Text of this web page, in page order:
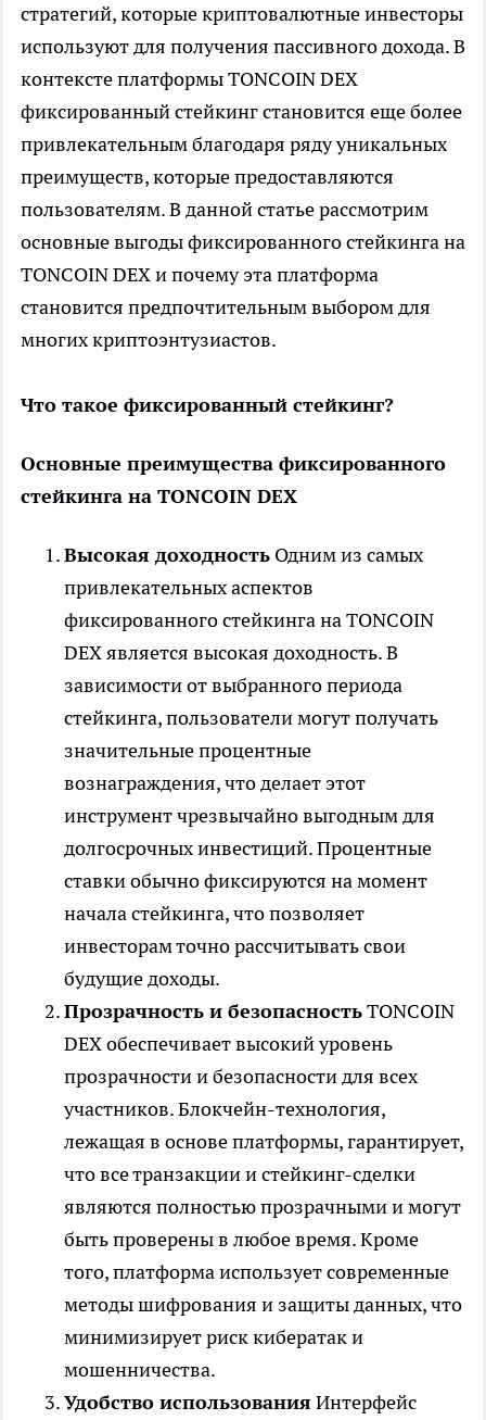
стратегий, которые криптовалютные инвесторы
используют для получения пассивного дохода. В
контексте платформы TONCOIN DEX
фиксированный стейкинг становится еще более
привлекательным благодаря ряду уникальных
преимуществ, которые предоставляются
пользователям. В данной статье рассмотрим
основные выгоды фиксированного стейкинга на
TONCOIN DEX и почему эта платформа
становится предпочтительным выбором для
многих криптоэнтузиастов.
Что такое фиксированный стейкинг?
Основные преимущества фиксированного
стейкинга на TONCOIN DEX
Высокая доходность Одним из самых
привлекательных аспектов
фиксированного стейкинга на TONCOIN
DEX является высокая доходность. В
зависимости от выбранного периода
стейкинга, пользователи могут получать
значительные процентные
вознаграждения, что делает этот
инструмент чрезвычайно выгодным для
долгосрочных инвестиций. Процентные
ставки обычно фиксируются на момент
начала стейкинга, что позволяет
инвесторам точно рассчитывать свои
будущие доходы.
Прозрачность и безопасностьTONCOIN
DEX обеспечивает высокий уровень
прозрачности и безопасности для всех
участников. Блокчейн-технология,
лежащая в основе платформы, гарантирует,
что все транзакции и стейкинг-сделки
являются полностью прозрачными и могут
быть проверены в любое время. Кроме
того, платформа использует современные
методы шифрования и защиты данных, что
минимизирует риск кибератак и
мошенничества.
Удобство использования Интерфейс